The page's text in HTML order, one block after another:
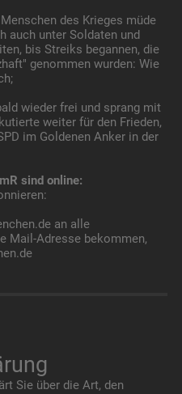
des Krieges müde
auch unter Soldaten und
bis Streiks begannen, die
genommen wurden: Wie
wieder frei und sprang mit
weiter für den Frieden,
im Goldenen Anker in der
sind online:
an alle
Mail-Adresse bekommen,
Sie über die Art, den